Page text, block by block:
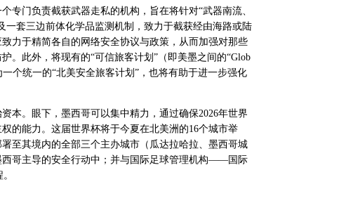
专门负责截获武器走私的机构，旨在将针对“武器南流、
一套三边前体化学品监测机制，致力于截获经由海路或陆
力于精简各自的网络安全协议与政策，从而加强对那些
。此外，将现有的“可信旅客计划”（即美墨之间的“Glob
一个统一的“北美安全旅客计划”，也将有助于进一步强化
本。眼下，墨西哥可以集中精力，通过确保2026年世界
的能力。这届世界杯将于今夏在北美洲的16个城市举
至其境内的全部三个主办城市（瓜达拉哈拉、墨西哥城
哥主导的安全行动中；并与国际足球管理机构——国际